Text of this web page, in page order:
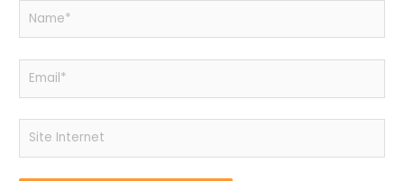
Name*
Email*
Site